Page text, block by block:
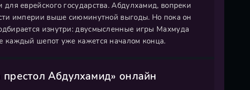
еврейского государства. Абдулхамид, вопреки
империи выше сиюминутной выгоды. Но пока он
изнутри: двусмысленные игры Махмуда
каждый шепот уже кажется началом конца.
Абдулхамид» онлайн